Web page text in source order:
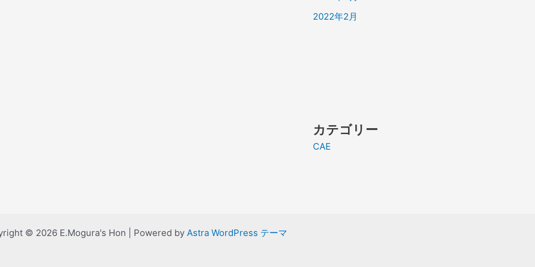
2022年2月
カテゴリー
CAE
© 2026 E.Mogura's Hon | Powered by Astra WordPress テーマ